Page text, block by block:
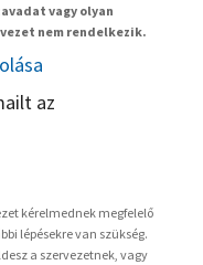
vagy olyan
nem rendelkezik.
az
kérelmednek megfelelő
lépésekre van szükség.
a szervezetnek, vagy